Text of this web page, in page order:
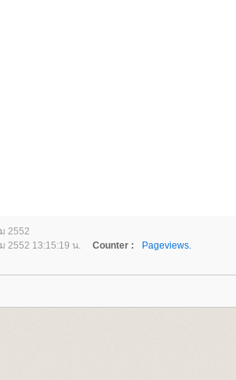
2552
2552 13:15:19 น. Counter :
Pageviews.